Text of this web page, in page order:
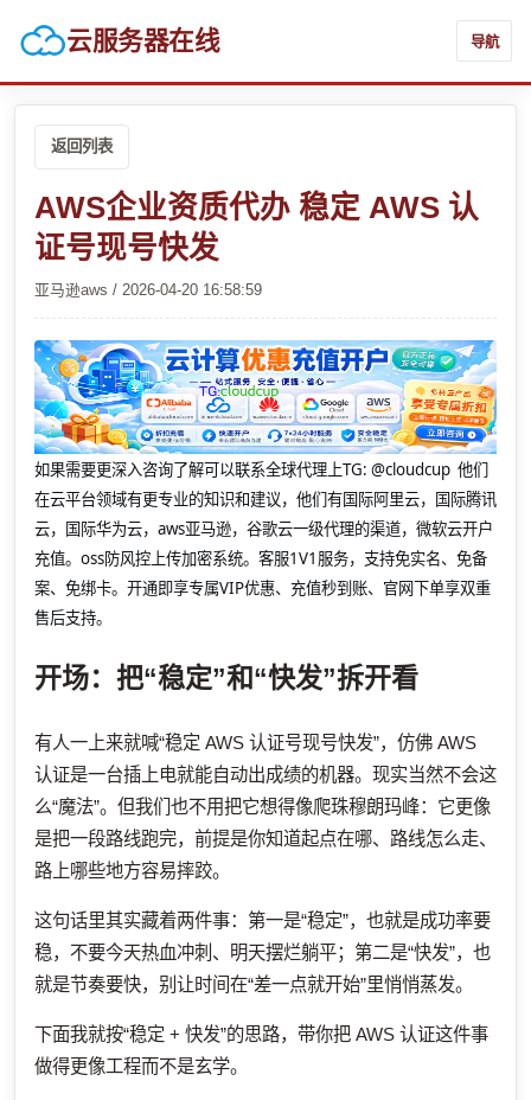
云服务器在线 导航
返回列表
AWS企业资质代办 稳定 AWS 认
证号现号快发
亚马逊aws / 2026-04-20 16:58:59
如果需要更深入咨询了解可以联系全球代理上TG: @cloudcup 他们
在云平台领域有更专业的知识和建议，他们有国际阿里云，国际腾讯
云，国际华为云，aws亚马逊，谷歌云一级代理的渠道，微软云开户
充值。oss防风控上传加密系统。客服1V1服务，支持免实名、免备
案、免绑卡。开通即享专属VIP优惠、充值秒到账、官网下单享双重
售后支持。
开场：把“稳定”和“快发”拆开看
有人一上来就喊“稳定 AWS 认证号现号快发”，仿佛 AWS
认证是一台插上电就能自动出成绩的机器。现实当然不会这
么“魔法”。但我们也不用把它想得像爬珠穆朗玛峰：它更像
是把一段路线跑完，前提是你知道起点在哪、路线怎么走、
路上哪些地方容易摔跤。
这句话里其实藏着两件事：第一是“稳定”，也就是成功率要
稳，不要今天热血冲刺、明天摆烂躺平；第二是“快发”，也
就是节奏要快，别让时间在“差一点就开始”里悄悄蒸发。
下面我就按“稳定 + 快发”的思路，带你把 AWS 认证这件事
做得更像工程而不是玄学。